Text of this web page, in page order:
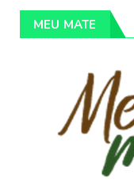
MEU MATE